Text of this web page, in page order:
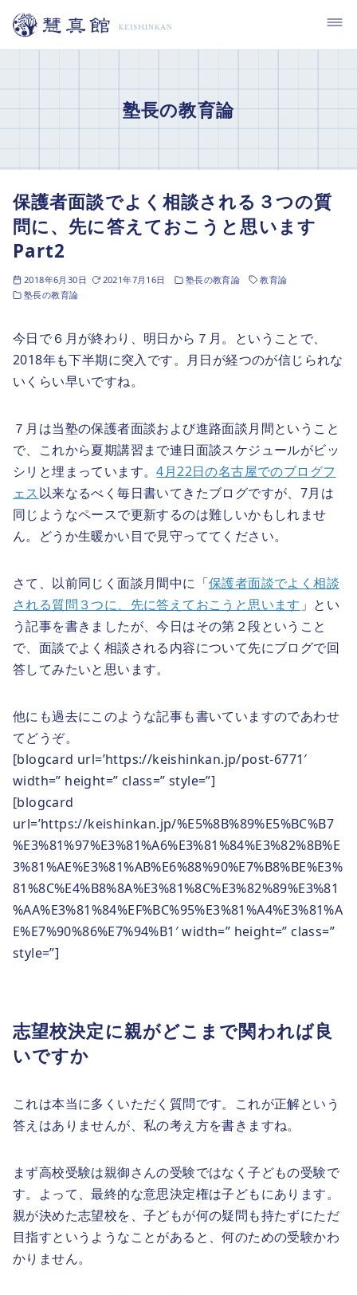
テ
塾長の教育論
保護者面談でよく相談される３つの質
問に、先に答えておこうと思います
Part2
2018年6月30日 2021年7月16日 塾長の教育論
教育論
塾長の教育論
今日で６月が終わり、明日から７月。ということで、
2018年も下半期に突入です。月日が経つのが信じられな
いくらい早いですね。
７月は当塾の保護者面談および進路面談月間ということ
で、これから夏期講習まで連日面談スケジュールがビッ
シリと埋まっています。4月22日の名古屋でのブログフ
ェス以来なるべく毎日書いてきたブログですが、7月は
同じようなペースで更新するのは難しいかもしれませ
ん。どうか生暖かい目で見守っててください。
さて、以前同じく面談月間中に「保護者面談でよく相談
される質問３つに、先に答えておこうと思います」とい
う記事を書きましたが、今日はその第２段ということ
で、面談でよく相談される内容について先にブログで回
答してみたいと思います。
他にも過去にこのような記事も書いていますのであわせ
てどうぞ。
[blogcard url=’https://keishinkan.jp/post-6771′
width=” height=” class=” style=”]
[blogcard
url=’https://keishinkan.jp/%E5%8B%89%E5%BC%B7
%E3%81%97%E3%81%A6%E3%81%84%E3%82%8B%E
3%81%AE%E3%81%AB%E6%88%90%E7%B8%BE%E3%
81%8C%E4%B8%8A%E3%81%8C%E3%82%89%E3%81
%AA%E3%81%84%EF%BC%95%E3%81%A4%E3%81%A
E%E7%90%86%E7%94%B1′ width=” height=” class=”
style=”]
志望校決定に親がどこまで関われば良
いですか
これは本当に多くいただく質問です。これが正解という
答えはありませんが、私の考え方を書きますね。
まず高校受験は親御さんの受験ではなく子どもの受験で
す。よって、最終的な意思決定権は子どもにあります。
親が決めた志望校を、子どもが何の疑問も持たずにただ
目指すというようなことがあると、何のための受験かわ
かりません。